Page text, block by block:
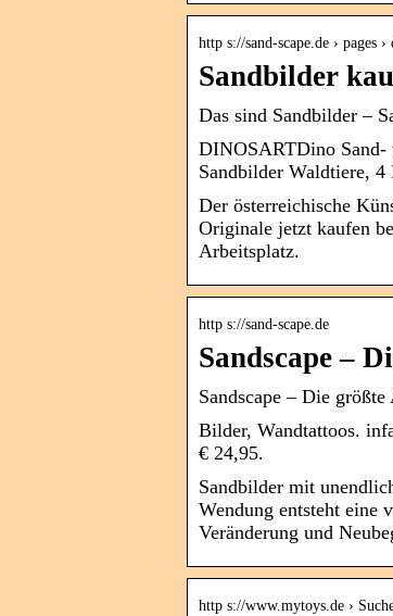
http s://sand-scape.de › pages
Sandbilder
Das sind Sandbilder –
DINOSARTDino Sand-
Sandbilder Waldtiere, 4
Der österreichische
Originale jetzt kaufen
Arbeitsplatz.
http s://sand-scape.de
Sandscape –
Sandscape – Die
Bilder, Wandtattoos.
€ 24,95.
Sandbilder mit
Wendung entsteht eine
Veränderung und
http s://www.mytoys.de ›